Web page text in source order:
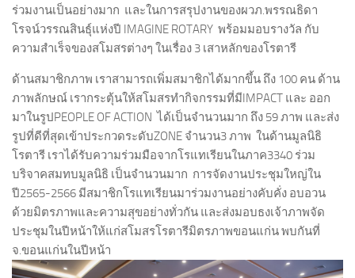
ร่วมงานเป็นอย่างมาก และในการสรุปงานของผวภ.พรรณธิดา
โรจน์วรรณสินธุ์แห่งปี IMAGINE ROTARY พร้อมมอบรางวัล กับ
ความสำเร็จของสโมสรต่างๆ ในเรื่อง 3 เสาหลักของโรตารี
ด้านสมาชิกภาพ เราสามารถเพิ่มสมาชิกได้มากขึ้น ถึง 100 คน ด้าน
ภาพลักษณ์ เรากระตุ้นให้สโมสรทำกิจกรรมที่มีIMPACT และ ออก
มาในรูปPEOPLE OF ACTION ได้เป็นจำนวนมาก ถึง 59 ภาพ และส่ง
รูปที่ดีที่สุดเข้าประกวดระดับZONE จำนวน3 ภาพ ในด้านมูลนิธิ
โรตารี เราได้รับความร่วมมือจากโรแทเรียนในภาค3340 ร่วม
บริจาคสมทบมูลนิธิ เป็นจำนวนมาก การจัดงานประชุมใหญ่ใน
ปี2565-2566 มีสมาชิกโรแทเรียนมาร่วมงานอย่างคับคั่ง อบอวน
ด้วยมิตรภาพและความสุขอย่างทั่วกัน และส่งมอบธงเจ้าภาพจัด
ประชุมในปีหน้าให้แก่สโมสรโรตารีมิตรภาพขอนแก่น พบกันที่
จ.ขอนแก่นในปีหน้า